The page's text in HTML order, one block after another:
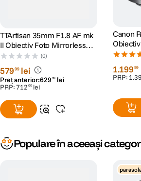
TTArtisan 35mm F1.8 AF mk
II Obiectiv Foto Mirrorless
Montura Nikon Z
(0)
57999 lei
Preț anterior:629 99 lei
PRP:712 00 lei
Canon
1.19999
PRP: 1.
Populare în aceeași